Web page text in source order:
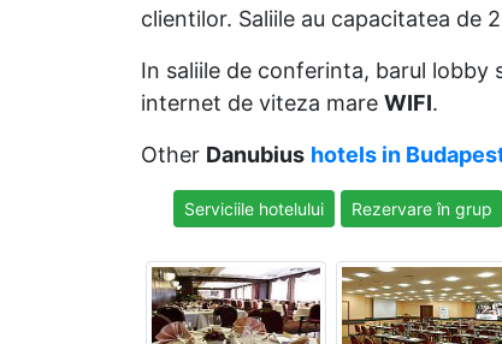
clientilor. Saliile au capacitatea de
In saliile de conferinta, barul lobby
internet de viteza mare WIFI.
Other Danubius hotels in
Serviciile hotelului Rezervare în grup